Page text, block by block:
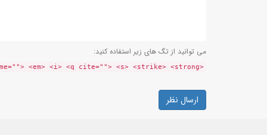
می توانید از تگ های زیر استفاده کنید:
<a href="" title=""> <abbr title=""> <acronym title=""> <b> <blockquote cite=""> <cite> <code> <del datetime=""> <em> <i> <q cite=""> <s> <strike> <strong>